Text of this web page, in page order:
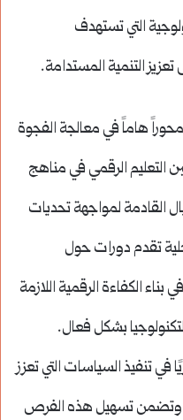
التي تستهدف
التنمية المستدامة.
هاماً في معالجة الفجوة
التعليم الرقمي في مناهج
القادمة لمواجهة تحديات
تقدم دورات حول
الكفاءة الرقمية اللازمة
بشكل فعال.
في تنفيذ السياسات التي تعزز
وتضمن تسهيل هذه الفرص